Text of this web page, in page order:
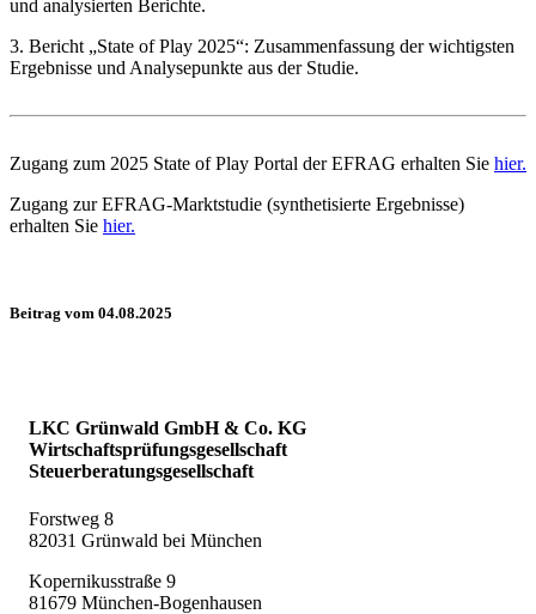
und analysierten Berichte.
3. Bericht „State of Play 2025“: Zusammenfassung der wichtigsten
Ergebnisse und Analysepunkte aus der Studie.
Zugang zum 2025 State of Play Portal der EFRAG erhalten Sie hier.
Zugang zur EFRAG-Marktstudie (synthetisierte Ergebnisse)
erhalten Sie hier.
Beitrag vom 04.08.2025
LKC Grünwald GmbH & Co. KG
Wirtschaftsprüfungsgesellschaft
Steuerberatungsgesellschaft
Forstweg 8
82031 Grünwald bei München
Kopernikusstraße 9
81679 München-Bogenhausen